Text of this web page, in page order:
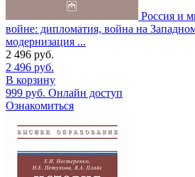
Россия и
войне: дипломатия, война на
модернизация ...
2 496 руб.
2 496 руб.
В корзину
999 руб. Онлайн доступ
Ознакомиться